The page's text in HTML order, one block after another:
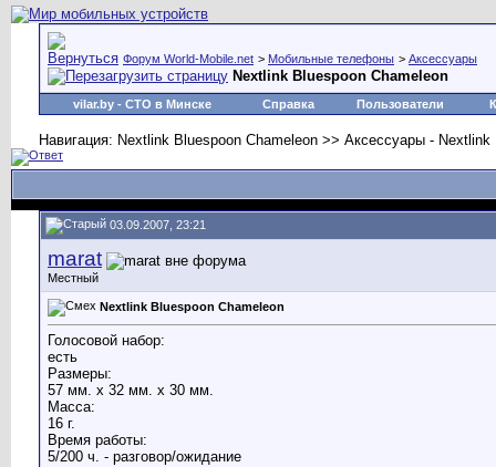
Форум World-Mobile.net > Мобильные телефоны > Аксессуары
Nextlink Bluespoon Chameleon
vilar.by - СТО в Минске Справка Пользователи
Навигация: Nextlink Bluespoon Chameleon >> Аксессуары -
03.09.2007, 23:21
marat
Местный
Nextlink Bluespoon Chameleon
Голосовой набор:
есть
Размеры:
57 мм. x 32 мм. x 30 мм.
Масса:
16 г.
Время работы:
5/200 ч. - разговор/ожидание